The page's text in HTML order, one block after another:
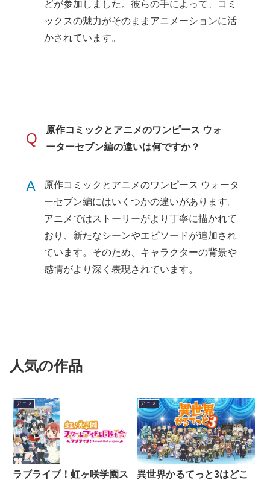
どが参加しました。彼らの手によって、コミ
ックスの魅力がそのままアニメーションに活
かされています。
Q
原作コミックとアニメのワンピース ウォ
ーターセブン編の違いは何ですか？
A
原作コミックとアニメのワンピース ウォータ
ーセブン編にはいくつかの違いがあります。
アニメではストーリーがより丁寧に描かれて
おり、新たなシーンやエピソードが追加され
ています。そのため、キャラクターの背景や
感情がより深く表現されています。
人気の作品
アニメ
ラブライブ！虹ヶ咲学園ス
アニメ
異世界かるてっと3はどこ